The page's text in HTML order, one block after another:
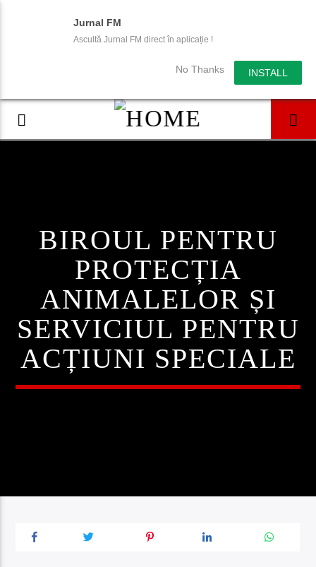
Jurnal FM
Ascultă Jurnal FM direct în aplicație !
No Thanks INSTALL
BIROUL PENTRU
PROTECȚIA
ANIMALELOR ȘI
SERVICIUL PENTRU
ACȚIUNI SPECIALE